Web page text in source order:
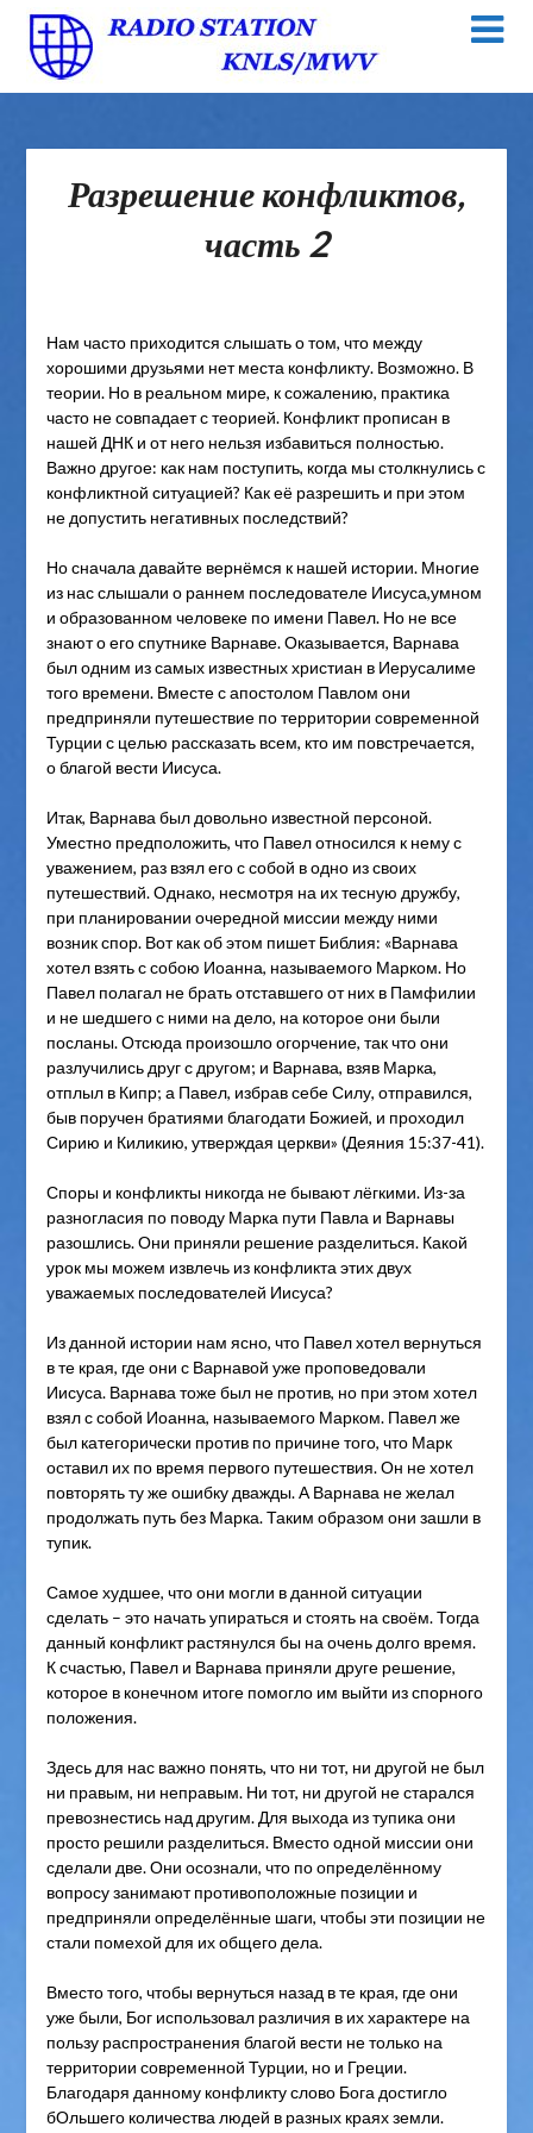
Разрешение конфликтов,
часть 2
Нам часто приходится слышать о том, что между
хорошими друзьями нет места конфликту. Возможно. В
теории. Но в реальном мире, к сожалению, практика
часто не совпадает с теорией. Конфликт прописан в
нашей ДНК и от него нельзя избавиться полностью.
Важно другое: как нам поступить, когда мы столкнулись с
конфликтной ситуацией? Как её разрешить и при этом
не допустить негативных последствий?
Но сначала давайте вернёмся к нашей истории. Многие
из нас слышали о раннем последователе Иисуса,умном
и образованном человеке по имени Павел. Но не все
знают о его спутнике Варнаве. Оказывается, Варнава
был одним из самых известных христиан в Иерусалиме
того времени. Вместе с апостолом Павлом они
предприняли путешествие по территории современной
Турции с целью рассказать всем, кто им повстречается,
о благой вести Иисуса.
Итак, Варнава был довольно известной персоной.
Уместно предположить, что Павел относился к нему с
уважением, раз взял его с собой в одно из своих
путешествий. Однако, несмотря на их тесную дружбу,
при планировании очередной миссии между ними
возник спор. Вот как об этом пишет Библия: «Варнава
хотел взять с собою Иоанна, называемого Марком. Но
Павел полагал не брать отставшего от них в Памфилии
и не шедшего с ними на дело, на которое они были
посланы. Отсюда произошло огорчение, так что они
разлучились друг с другом; и Варнава, взяв Марка,
отплыл в Кипр; а Павел, избрав себе Силу, отправился,
быв поручен братиями благодати Божией, и проходил
Сирию и Киликию, утверждая церкви» (Деяния 15:37-41).
Споры и конфликты никогда не бывают лёгкими. Из-за
разногласия по поводу Марка пути Павла и Варнавы
разошлись. Они приняли решение разделиться. Какой
урок мы можем извлечь из конфликта этих двух
уважаемых последователей Иисуса?
Из данной истории нам ясно, что Павел хотел вернуться
в те края, где они с Варнавой уже проповедовали
Иисуса. Варнава тоже был не против, но при этом хотел
взял с собой Иоанна, называемого Марком. Павел же
был категорически против по причине того, что Марк
оставил их по время первого путешествия. Он не хотел
повторять ту же ошибку дважды. А Варнава не желал
продолжать путь без Марка. Таким образом они зашли в
тупик.
Самое худшее, что они могли в данной ситуации
сделать – это начать упираться и стоять на своём. Тогда
данный конфликт растянулся бы на очень долго время.
К счастью, Павел и Варнава приняли друге решение,
которое в конечном итоге помогло им выйти из спорного
положения.
Здесь для нас важно понять, что ни тот, ни другой не был
ни правым, ни неправым. Ни тот, ни другой не старался
превознестись над другим. Для выхода из тупика они
просто решили разделиться. Вместо одной миссии они
сделали две. Они осознали, что по определённому
вопросу занимают противоположные позиции и
предприняли определённые шаги, чтобы эти позиции не
стали помехой для их общего дела.
Вместо того, чтобы вернуться назад в те края, где они
уже были, Бог использовал различия в их характере на
пользу распространения благой вести не только на
территории современной Турции, но и Греции.
Благодаря данному конфликту слово Бога достигло
бОльшего количества людей в разных краях земли.